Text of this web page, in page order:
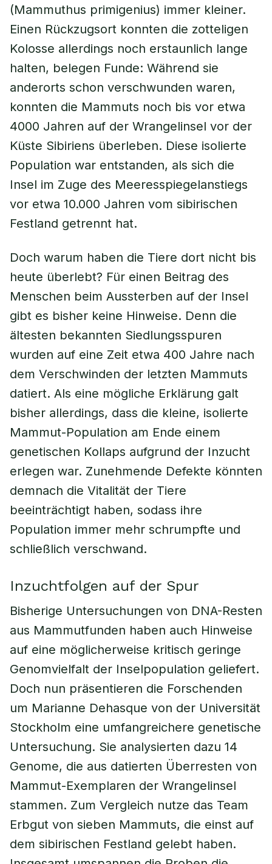
(Mammuthus primigenius) immer kleiner.
Einen Rückzugsort konnten die zotteligen
Kolosse allerdings noch erstaunlich lange
halten, belegen Funde: Während sie
anderorts schon verschwunden waren,
konnten die Mammuts noch bis vor etwa
4000 Jahren auf der Wrangelinsel vor der
Küste Sibiriens überleben. Diese isolierte
Population war entstanden, als sich die
Insel im Zuge des Meeresspiegelanstiegs
vor etwa 10.000 Jahren vom sibirischen
Festland getrennt hat.
Doch warum haben die Tiere dort nicht bis
heute überlebt? Für einen Beitrag des
Menschen beim Aussterben auf der Insel
gibt es bisher keine Hinweise. Denn die
ältesten bekannten Siedlungsspuren
wurden auf eine Zeit etwa 400 Jahre nach
dem Verschwinden der letzten Mammuts
datiert. Als eine mögliche Erklärung galt
bisher allerdings, dass die kleine, isolierte
Mammut-Population am Ende einem
genetischen Kollaps aufgrund der Inzucht
erlegen war. Zunehmende Defekte könnten
demnach die Vitalität der Tiere
beeinträchtigt haben, sodass ihre
Population immer mehr schrumpfte und
schließlich verschwand.
Inzuchtfolgen auf der Spur
Bisherige Untersuchungen von DNA-Resten
aus Mammutfunden haben auch Hinweise
auf eine möglicherweise kritisch geringe
Genomvielfalt der Inselpopulation geliefert.
Doch nun präsentieren die Forschenden
um Marianne Dehasque von der Universität
Stockholm eine umfangreichere genetische
Untersuchung. Sie analysierten dazu 14
Genome, die aus datierten Überresten von
Mammut-Exemplaren der Wrangelinsel
stammen. Zum Vergleich nutze das Team
Erbgut von sieben Mammuts, die einst auf
dem sibirischen Festland gelebt haben.